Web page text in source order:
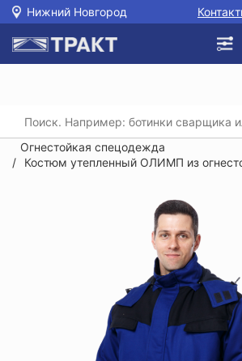
Нижний Новгород
Главная / /
Защита от повышенных температур и
Огнестойкая спецодежда
/
Костюм утепленный ОЛИМП из